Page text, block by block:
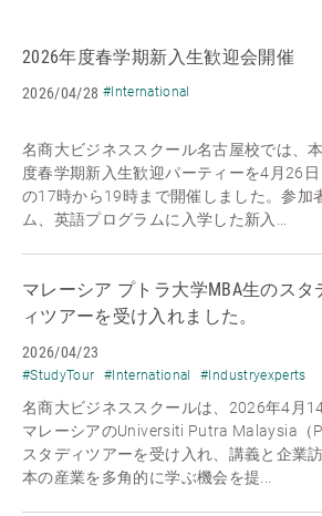
2026年度春学期新入生歓迎会開催
2026/04/28 #International
名商大ビジネススクール名古屋校では、
度春学期新入生歓迎パーティーを4月26
の17時から19時まで開催しました。参加
ム、英語プログラムに入学した新入...
マレーシア プトラ大学MBA生のスタ
ィツアーを受け入れました。
2026/04/23
#StudyTour #International #Industryexperts
名商大ビジネススクールは、2026年4月
マレーシアのUniversiti Putra Malaysia（
スタディツアーを受け入れ、講義と企業
本の産業を多角的に学ぶ機会を提...